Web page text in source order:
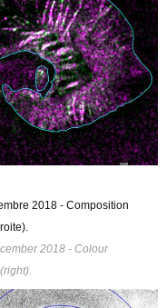
2018 - Composition
2018 - Colour